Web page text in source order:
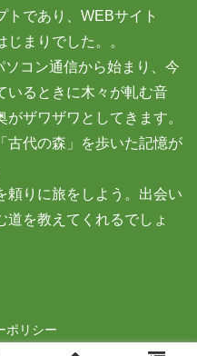
トであり、WEBサイト
じまりでした。。
コン通信から始まり、今
いるときに木々が軋む音
ザワザワとしてきます。
古代の森」を歩いた記憶が
頼りに旅をしよう。出会い
道を教えてくれるでしょ
ポリシー